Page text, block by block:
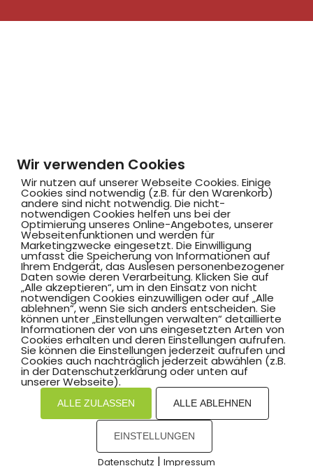
Wir verwenden Cookies
Wir nutzen auf unserer Webseite Cookies. Einige
Cookies sind notwendig (z.B. für den Warenkorb)
andere sind nicht notwendig. Die nicht-
notwendigen Cookies helfen uns bei der
Optimierung unseres Online-Angebotes, unserer
Webseitenfunktionen und werden für
Marketingzwecke eingesetzt. Die Einwilligung
umfasst die Speicherung von Informationen auf
Ihrem Endgerät, das Auslesen personenbezogener
Daten sowie deren Verarbeitung. Klicken Sie auf
„Alle akzeptieren“, um in den Einsatz von nicht
notwendigen Cookies einzuwilligen oder auf „Alle
ablehnen“, wenn Sie sich anders entscheiden. Sie
können unter „Einstellungen verwalten“ detaillierte
Informationen der von uns eingesetzten Arten von
Cookies erhalten und deren Einstellungen aufrufen.
Sie können die Einstellungen jederzeit aufrufen und
Cookies auch nachträglich jederzeit abwählen (z.B.
in der Datenschutzerklärung oder unten auf
unserer Webseite).
ALLE ZULASSEN ALLE ABLEHNEN
EINSTELLUNGEN
Datenschutz | Impressum